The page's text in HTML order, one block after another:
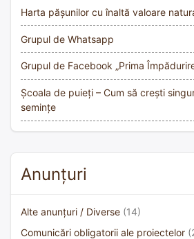
Harta pășunilor cu înaltă valoare
Grupul de Whatsapp
Grupul de Facebook „Prima
Școala de puieți – Cum să crești
semințe
Anunțuri
Alte anunțuri / Diverse (14)
Comunicări obligatorii ale proiectelor